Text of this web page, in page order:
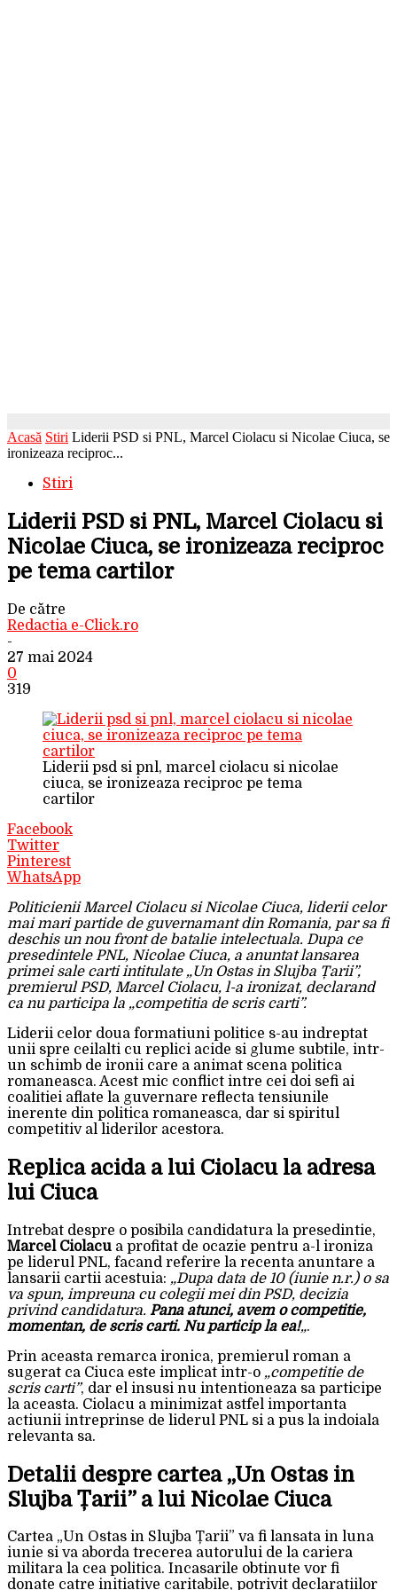
Acasă Stiri Liderii PSD si PNL, Marcel Ciolacu si Nicolae Ciuca, se
ironizeaza reciproc...
Stiri
Liderii PSD si PNL, Marcel Ciolacu si
Nicolae Ciuca, se ironizeaza reciproc
pe tema cartilor
De către
Redactia e-Click.ro
-
27 mai 2024
0
319
Liderii psd si pnl, marcel ciolacu si nicolae
ciuca, se ironizeaza reciproc pe tema
cartilor
Facebook
Twitter
Pinterest
WhatsApp
Politicienii Marcel Ciolacu si Nicolae Ciuca, liderii celor
mai mari partide de guvernamant din Romania, par sa fi
deschis un nou front de batalie intelectuala. Dupa ce
presedintele PNL, Nicolae Ciuca, a anuntat lansarea
primei sale carti intitulate „Un Ostas in Slujba Țarii”,
premierul PSD, Marcel Ciolacu, l-a ironizat, declarand
ca nu participa la „competitia de scris carti”.
Liderii celor doua formatiuni politice s-au indreptat
unii spre ceilalti cu replici acide si glume subtile, intr-
un schimb de ironii care a animat scena politica
romaneasca. Acest mic conflict intre cei doi sefi ai
coalitiei aflate la guvernare reflecta tensiunile
inerente din politica romaneasca, dar si spiritul
competitiv al liderilor acestora.
Replica acida a lui Ciolacu la adresa
lui Ciuca
Intrebat despre o posibila candidatura la presedintie,
Marcel Ciolacu a profitat de ocazie pentru a-l ironiza
pe liderul PNL, facand referire la recenta anuntare a
lansarii cartii acestuia: „Dupa data de 10 (iunie n.r.) o sa
va spun, impreuna cu colegii mei din PSD, decizia
privind candidatura. Pana atunci, avem o competitie,
momentan, de scris carti. Nu particip la ea!„.
Prin aceasta remarca ironica, premierul roman a
sugerat ca Ciuca este implicat intr-o „competitie de
scris carti”, dar el insusi nu intentioneaza sa participe
la aceasta. Ciolacu a minimizat astfel importanta
actiunii intreprinse de liderul PNL si a pus la indoiala
relevanta sa.
Detalii despre cartea „Un Ostas in
Slujba Țarii” a lui Nicolae Ciuca
Cartea „Un Ostas in Slujba Țarii” va fi lansata in luna
iunie si va aborda trecerea autorului de la cariera
militara la cea politica. Incasarile obtinute vor fi
donate catre initiative caritabile, potrivit declaratiilor